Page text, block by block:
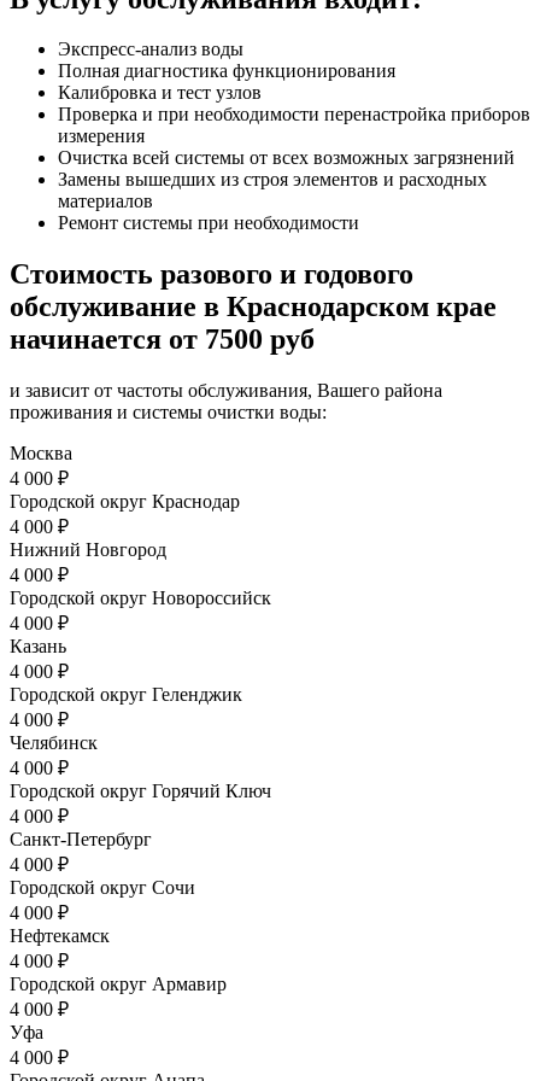
Экспресс-анализ воды
Полная диагностика функционирования
Калибровка и тест узлов
Проверка и при необходимости перенастройка приборов
измерения
Очистка всей системы от всех возможных загрязнений
Замены вышедших из строя элементов и расходных
материалов
Ремонт системы при необходимости
Стоимость разового и годового
обслуживание в Краснодарском крае
начинается от 7500 руб
и зависит от частоты обслуживания, Вашего района
проживания и системы очистки воды:
Москва
4 000 ₽
Городской округ Краснодар
4 000 ₽
Нижний Новгород
4 000 ₽
Городской округ Новороссийск
4 000 ₽
Казань
4 000 ₽
Городской округ Геленджик
4 000 ₽
Челябинск
4 000 ₽
Городской округ Горячий Ключ
4 000 ₽
Санкт-Петербург
4 000 ₽
Городской округ Сочи
4 000 ₽
Нефтекамск
4 000 ₽
Городской округ Армавир
4 000 ₽
Уфа
4 000 ₽